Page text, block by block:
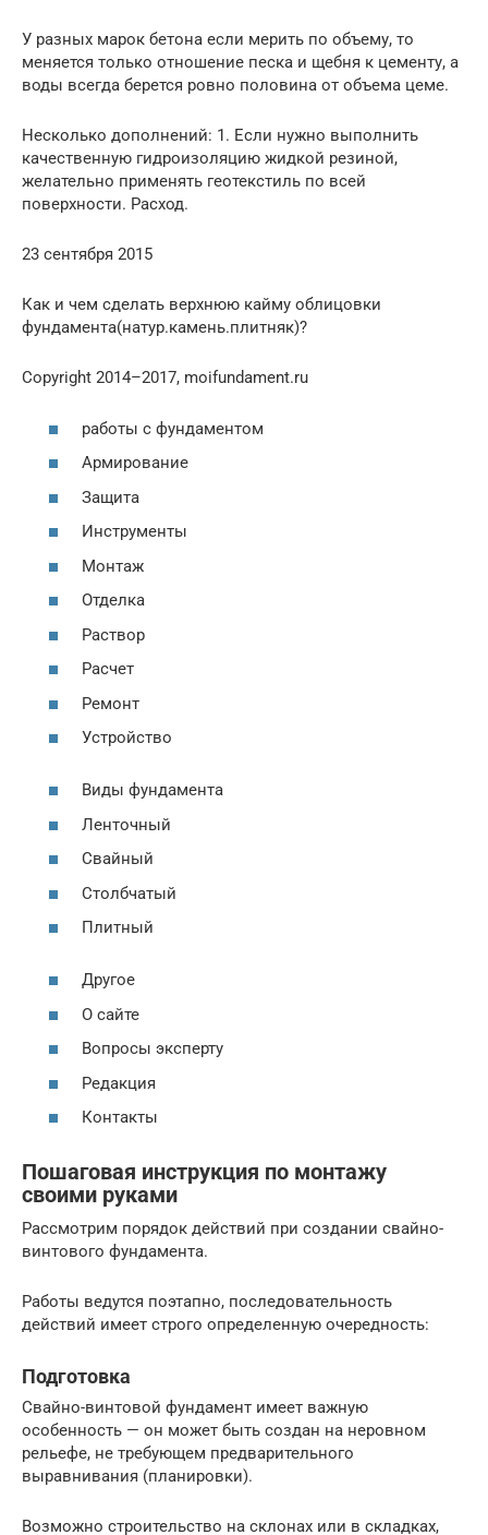
У разных марок бетона если мерить по объему, то
меняется только отношение песка и щебня к цементу, а
воды всегда берется ровно половина от объема цеме.
Несколько дополнений: 1. Если нужно выполнить
качественную гидроизоляцию жидкой резиной,
желательно применять геотекстиль по всей
поверхности. Расход.
23 сентября 2015
Как и чем сделать верхнюю кайму облицовки
фундамента(натур.камень.плитняк)?
Copyright 2014–2017, moifundament.ru
работы с фундаментом
Армирование
Защита
Инструменты
Монтаж
Отделка
Раствор
Расчет
Ремонт
Устройство
Виды фундамента
Ленточный
Свайный
Столбчатый
Плитный
Другое
О сайте
Вопросы эксперту
Редакция
Контакты
Пошаговая инструкция по монтажу
своими руками
Рассмотрим порядок действий при создании свайно-
винтового фундамента.
Работы ведутся поэтапно, последовательность
действий имеет строго определенную очередность:
Подготовка
Свайно-винтовой фундамент имеет важную
особенность — он может быть создан на неровном
рельефе, не требующем предварительного
выравнивания (планировки).
Возможно строительство на склонах или в складках,